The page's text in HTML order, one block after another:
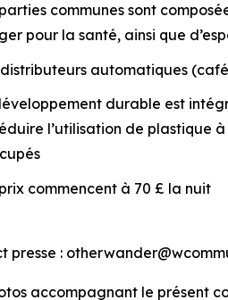
communes sont
pour la santé, ainsi que
distributeurs automatiques
durable est
l’utilisation de plastique
commencent à 70 £ la nuit
presse :
accompagnant le présent